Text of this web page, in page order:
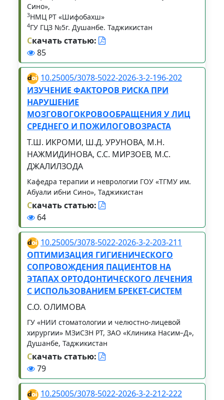
Сино»,
3НМЦ РТ «Шифобахш»
4ГУ ГЦЗ №5г. Душанбе. Таджикистан
Скачать статью:
85
10.25005/3078-5022-2026-3-2-196-202
ИЗУЧЕНИЕ ФАКТОРОВ РИСКА ПРИ
НАРУШЕНИЕ
МОЗГОВОГОКРОВООБРАЩЕНИЯ У ЛИЦ
СРЕДНЕГО И ПОЖИЛОГОВОЗРАСТА
Т.Ш. ИКРОМИ, Ш.Д. УРУНОВА, М.Н.
НАЖМИДИНОВА, С.С. МИРЗОЕВ, М.С.
ДЖАЛИЛЗОДА
Кафедра терапии и неврологии ГОУ «ТГМУ им.
Абуали ибни Сино», Таджикистан
Скачать статью:
64
10.25005/3078-5022-2026-3-2-203-211
ОПТИМИЗАЦИЯ ГИГИЕНИЧЕСКОГО
СОПРОВОЖДЕНИЯ ПАЦИЕНТОВ НА
ЭТАПАХ ОРТОДОНТИЧЕСКОГО ЛЕЧЕНИЯ
С ИСПОЛЬЗОВАНИЕМ БРЕКЕТ-СИСТЕМ
С.О. ОЛИМОВА
ГУ «НИИ стоматологии и челюстно-лицевой
хирургии» МЗиСЗН РТ, ЗАО «Клиника Насим–Д»,
Душанбе, Таджикистан
Скачать статью:
79
10.25005/3078-5022-2026-3-2-212-222